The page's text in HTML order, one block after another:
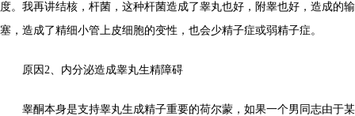
度。我再讲结核，杆菌，这种杆菌造成了睾丸也好，附睾也好，造成的
塞，造成了精细小管上皮细胞的变性，也会少精子症或弱精子症。
原因2、内分泌造成睾丸生精障碍
睾酮本身是支持睾丸生成精子重要的荷尔蒙，如果一个男同志由于